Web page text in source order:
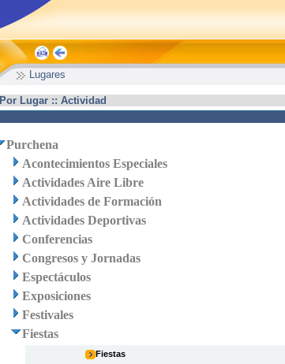
Lugares
Por Lugar :: Actividad
Purchena
Acontecimientos Especiales
Actividades Aire Libre
Actividades de Formación
Actividades Deportivas
Conferencias
Congresos y Jornadas
Espectáculos
Exposiciones
Festivales
Fiestas
Fiestas